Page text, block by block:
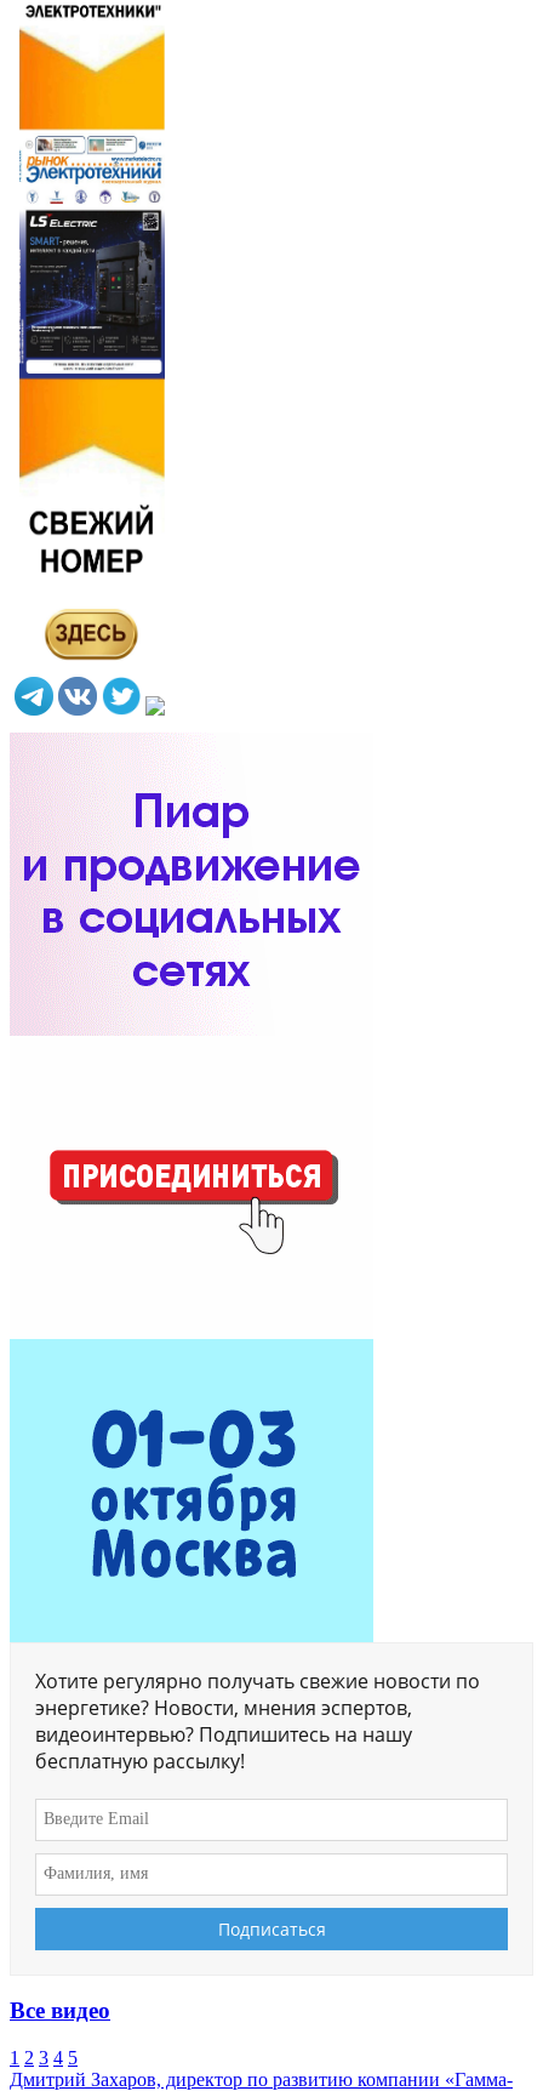
Хотите регулярно получать свежие новости по
энергетике? Новости, мнения эспертов,
видеоинтервью? Подпишитесь на нашу
бесплатную рассылку!
Все видео
1 2 3 4 5
Дмитрий Захаров, директор по развитию компании «Гамма-